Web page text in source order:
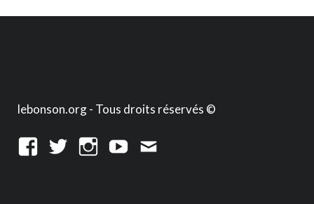
lebonson.org - Tous droits réservés ©